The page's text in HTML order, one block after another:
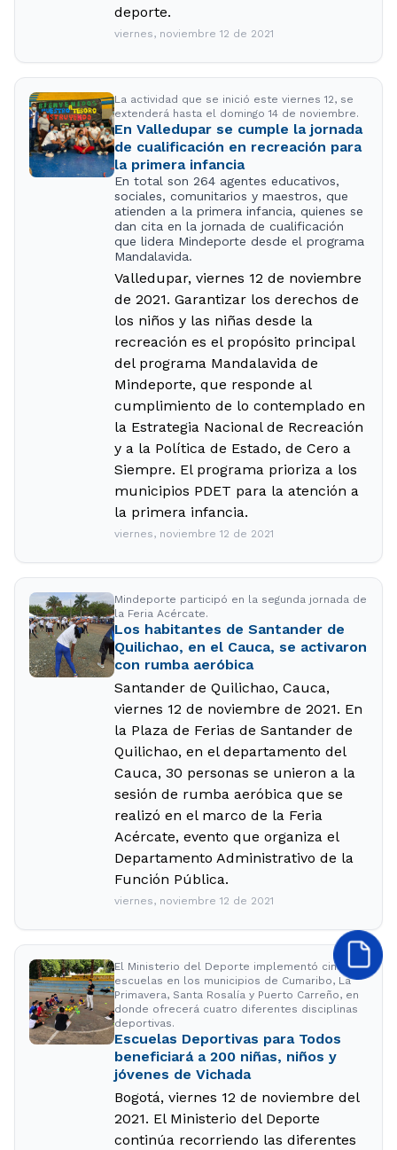
deporte.
viernes, noviembre 12 de 2021
La actividad que se inició este viernes 12, se
extenderá hasta el domingo 14 de noviembre.
En Valledupar se cumple la jornada
de cualificación en recreación para
la primera infancia
En total son 264 agentes educativos,
sociales, comunitarios y maestros, que
atienden a la primera infancia, quienes se
dan cita en la jornada de cualificación
que lidera Mindeporte desde el programa
Mandalavida.
Valledupar, viernes 12 de noviembre
de 2021. Garantizar los derechos de
los niños y las niñas desde la
recreación es el propósito principal
del programa Mandalavida de
Mindeporte, que responde al
cumplimiento de lo contemplado en
la Estrategia Nacional de Recreación
y a la Política de Estado, de Cero a
Siempre. El programa prioriza a los
municipios PDET para la atención a
la primera infancia.
viernes, noviembre 12 de 2021
Mindeporte participó en la segunda jornada de
la Feria Acércate.
Los habitantes de Santander de
Quilichao, en el Cauca, se activaron
con rumba aeróbica
Santander de Quilichao, Cauca,
viernes 12 de noviembre de 2021. En
la Plaza de Ferias de Santander de
Quilichao, en el departamento del
Cauca, 30 personas se unieron a la
sesión de rumba aeróbica que se
realizó en el marco de la Feria
Acércate, evento que organiza el
Departamento Administrativo de la
Función Pública.
viernes, noviembre 12 de 2021
El Ministerio del Deporte implementó cinco
escuelas en los municipios de Cumaribo, La
Primavera, Santa Rosalía y Puerto Carreño, en
donde ofrecerá cuatro diferentes disciplinas
deportivas.
Escuelas Deportivas para Todos
beneficiará a 200 niñas, niños y
jóvenes de Vichada
Bogotá, viernes 12 de noviembre del
2021. El Ministerio del Deporte
continúa recorriendo las diferentes